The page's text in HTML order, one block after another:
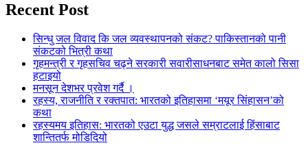
Recent Post
सिन्धु जल विवाद कि जल व्यवस्थापनको संकट? पाकिस्तानको पानी
संकटको भित्री कथा
गृहमन्त्री र गृहसचिव चढ्ने सरकारी सवारीसाधनबाट समेत कालो सिसा
हटाइयो
मनसून देशभर प्रवेश गर्दै ।
रहस्य, राजनीति र रक्तपात: भारतको इतिहासमा ‘मयूर सिंहासन’को
कथा
रहस्यमय इतिहास: भारतको एउटा युद्ध जसले सम्राटलाई हिंसाबाट
शान्तितर्फ मोडिदियो